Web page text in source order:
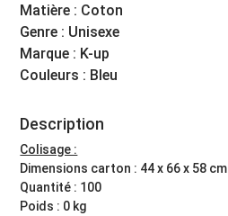
Matière : Coton
Genre : Unisexe
Marque : K-up
Couleurs : Bleu
Description
Colisage :
Dimensions carton : 44 x 66 x 58 cm
Quantité : 100
Poids : 0 kg